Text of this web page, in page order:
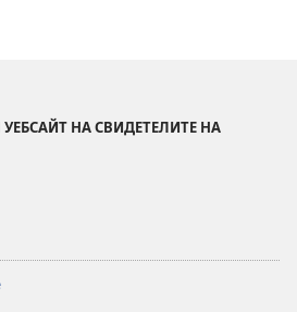
НА СВИДЕТЕЛИТЕ НА